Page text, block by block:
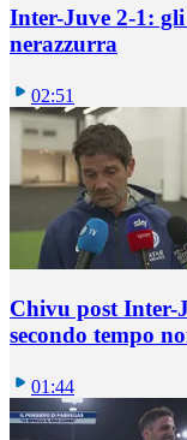
Inter-Juve 2-1:
nerazzurra
02:51
Chivu post
secondo tempo
01:44